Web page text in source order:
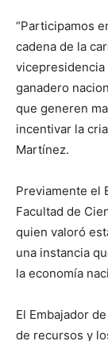
“Participamos
cadena de la
ganadero
que generen
incentivar la
Martínez.
Previamente el
Facultad de
quien valoró
una instancia
la economía
El Embajador
de recursos y